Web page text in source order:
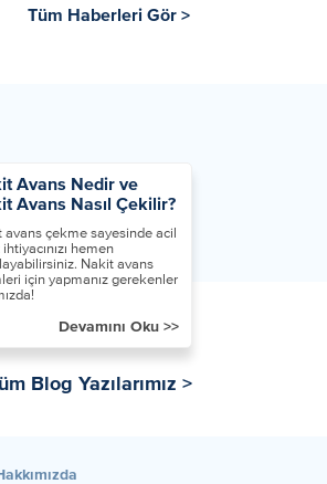
Tüm Haberleri Gör >
Avans Nedir ve
Avans Nasıl Çekilir?
avans çekme sayesinde acil
hemen
Nakit avans
için yapmanız gerekenler
Devamını Oku >>
Blog Yazılarımız >